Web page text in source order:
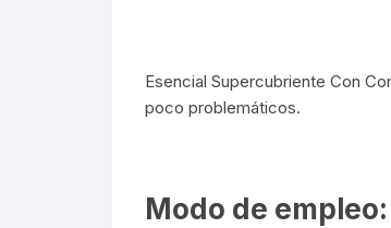
Esencial Supercubriente Con
poco problemáticos.
Modo de empleo: